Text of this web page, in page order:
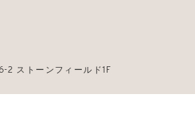
2 ストーンフィールド1F